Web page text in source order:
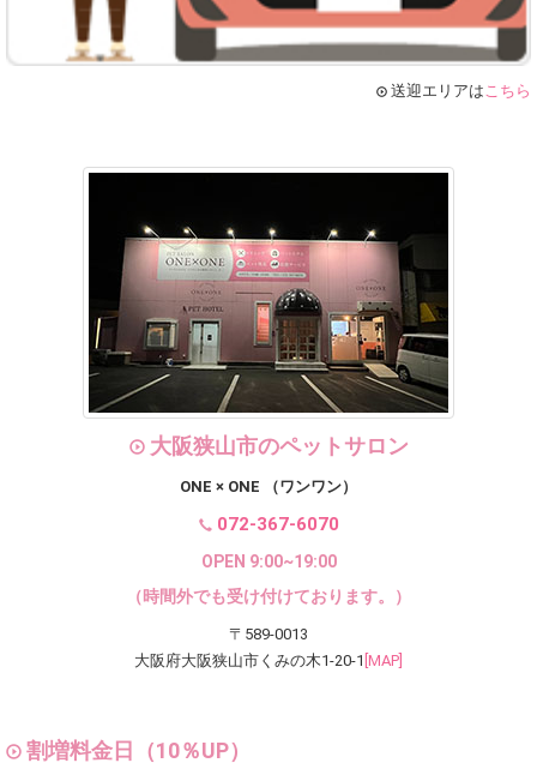
送迎エリアは こちら
大阪狭山市のペットサロン
ONE × ONE （ワンワン）
072-367-6070
OPEN 9:00~19:00
（時間外でも受け付けております。）
〒589-0013
大阪府大阪狭山市くみの木1-20-1 [MAP]
割増料金日（10％UP）